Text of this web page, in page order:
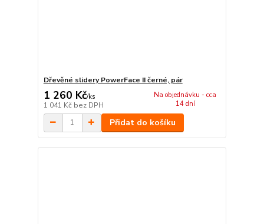
Dřevěné slidery PowerFace II černé, pár
1 260 Kč/ks
1 041 Kč bez DPH
Na objednávku - cca
14 dní
Přidat do košíku